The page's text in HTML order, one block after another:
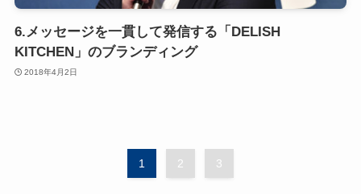
6.メッセージを一貫して発信する「DELISH
KITCHEN」のブランディング
2018年4月2日
1 2 3